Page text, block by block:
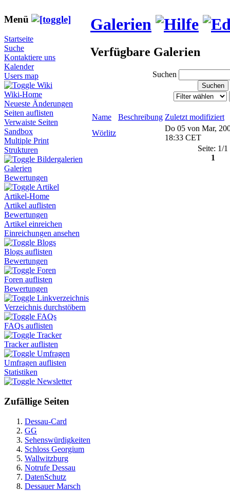
Menü
Startseite
Suche
Kontaktiere uns
Kalender
Users map
Wiki
Wiki-Home
Neueste Änderungen
Seiten auflisten
Verwaiste Seiten
Sandbox
Multiple Print
Strukturen
Bildergalerien
Galerien
Bewertungen
Artikel
Artikel-Home
Artikel auflisten
Bewertungen
Artikel einreichen
Einreichungen ansehen
Blogs
Blogs auflisten
Bewertungen
Foren
Foren auflisten
Bewertungen
Linkverzeichnis
Verzeichnis durchstöbern
FAQs
FAQs auflisten
Tracker
Tracker auflisten
Umfragen
Umfragen auflisten
Statistiken
Newsletter
Zufällige Seiten
Dessau-Card
GG
Sehenswürdigkeiten
Schloss Georgium
Wallwitzburg
Notrufe Dessau
DatenSchutz
Dessauer Marsch
Galerien
Verfügbare Galerien
Suchen
Name Beschreibung Zuletzt modifiziert
Wörlitz
Do 05 von Mar,
18:33 CET
Seite: 1/1
1